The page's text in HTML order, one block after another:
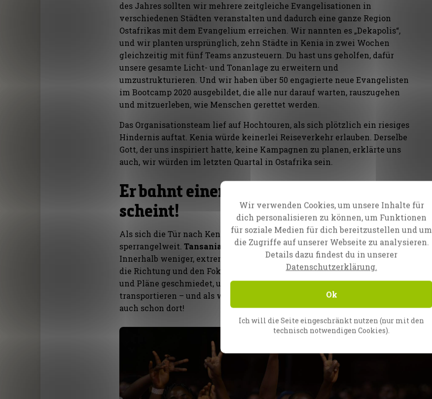
des Jahres sollten wir mehrere zeitgleiche Evangelisationen in
verschiedenen Städten veranstalten und dadurch eine ganze Region
Ostafrikas mit dem Evangelium erreichen. Wir nannten es „Dekapolis“,
und wir planten ursprünglich, zehn Städte in Kenia in zwei Wochen
gleichzeitig mit fünf Teams anzusteuern. Du hast uns geholfen, dafür
unsere gesamte Licht- und Tonanlage zu erweitern und
umzustrukturieren. Und wir haben über 50 engagierte neue Evangelisten
im Bootcamp 2020 ausgebildet, die alle nur darauf warten, rauszugehen
und mitzuerleben, wie Menschen gerettet werden.
Das Organisationsteam lief auf Hochtouren, als sich plötzlich ein riesiges
Hindernis auftat. Kenia würde keinerlei Reiseverkehr erlauben. Derselbe
Gott, der uns inspiriert hatte, keine Kampagnen zu planen, erklärte uns
auch, wir würden im letzten Quartal in Ostafrika sein.
Er bahnt einen Weg, wo keiner zu sein
scheint!
Als sich die Tür nach Kenia gerade schloss, öffnete sich eine andere
sperrangelweit.Tansania machte sein Herz auf– und seine Flughäfen.
Innerhalb weniger, extrem
geschäftiger Tage änderteunser ganzes Team
die Richtung und den Fokus. In großer Eile wurden Flugtickets gebucht
und Pläne geschmiedet, unsere Ausrüstung auf dem Landweg zu
transportieren – und als wir dazu gerade „Amen!“ gesagt hatten, waren wir
auch schon dort!
Wir verwenden Cookies, um unsere Inhalte für
dich personalisieren zu können, um Funktionen
für soziale Medien für dich bereitzustellen und um
die Zugriffe auf unserer Webseite zu analysieren.
Details dazu findest du in unserer
Datenschutzerklärung.
Ok
Ich will die Seite eingeschränkt nutzen (nur mit den
technisch notwendigen Cookies).